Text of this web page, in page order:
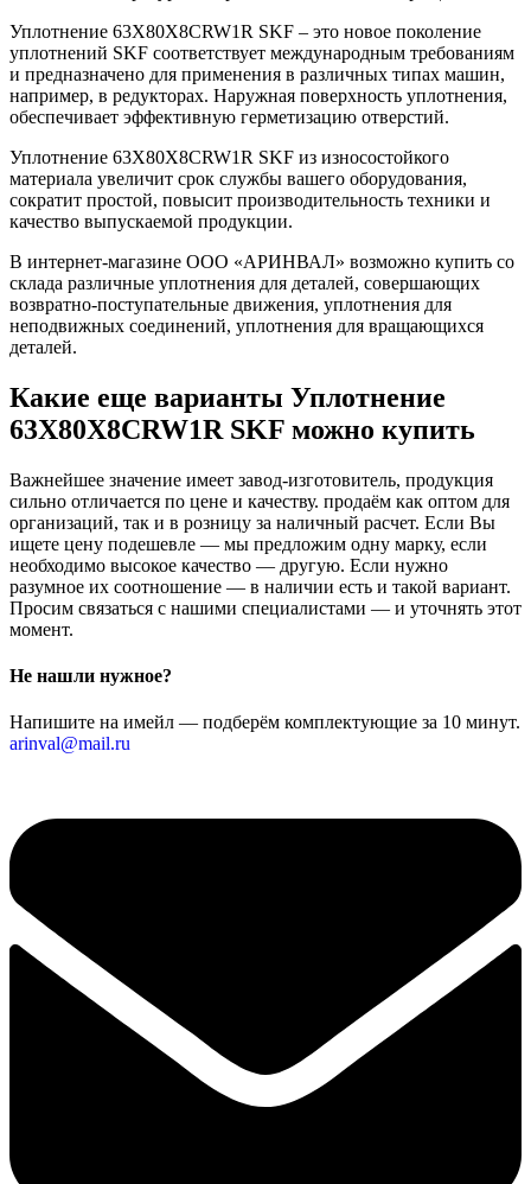
Уплотнение 63X80X8CRW1R SKF – это новое поколение
уплотнений SKF соответствует международным требованиям
и предназначено для применения в различных типах машин,
например, в редукторах. Наружная поверхность уплотнения,
обеспечивает эффективную герметизацию отверстий.
Уплотнение 63X80X8CRW1R SKF из износостойкого
материала увеличит срок службы вашего оборудования,
сократит простой, повысит производительность техники и
качество выпускаемой продукции.
В интернет-магазине ООО «АРИНВАЛ» возможно купить со
склада различные уплотнения для деталей, совершающих
возвратно-поступательные движения, уплотнения для
неподвижных соединений, уплотнения для вращающихся
деталей.
Какие еще варианты Уплотнение
63X80X8CRW1R SKF можно купить
Важнейшее значение имеет завод-изготовитель, продукция
сильно отличается по цене и качеству. продаём как оптом для
организаций, так и в розницу за наличный расчет. Если Вы
ищете цену подешевле — мы предложим одну марку, если
необходимо высокое качество — другую. Если нужно
разумное их соотношение — в наличии есть и такой вариант.
Просим связаться с нашими специалистами — и уточнять этот
момент.
Не нашли нужное?
Напишите на имейл — подберём комплектующие за 10 минут.
arinval@mail.ru